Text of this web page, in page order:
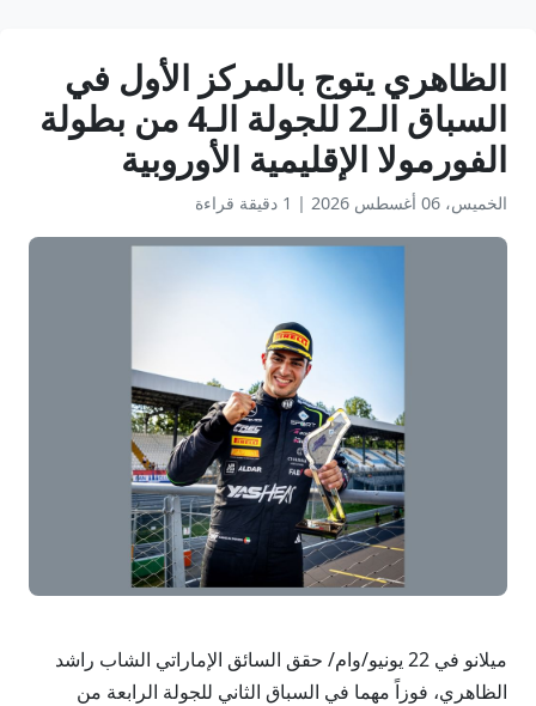
الظاهري يتوج بالمركز الأول في
السباق الـ2 للجولة الـ4 من بطولة
الفورمولا الإقليمية الأوروبية
الخميس، 06 أغسطس 2026 | 1 دقيقة قراءة
ميلانو في 22 يونيو/وام/ حقق السائق الإماراتي الشاب راشد
الظاهري، فوزاً مهما في السباق الثاني للجولة الرابعة من